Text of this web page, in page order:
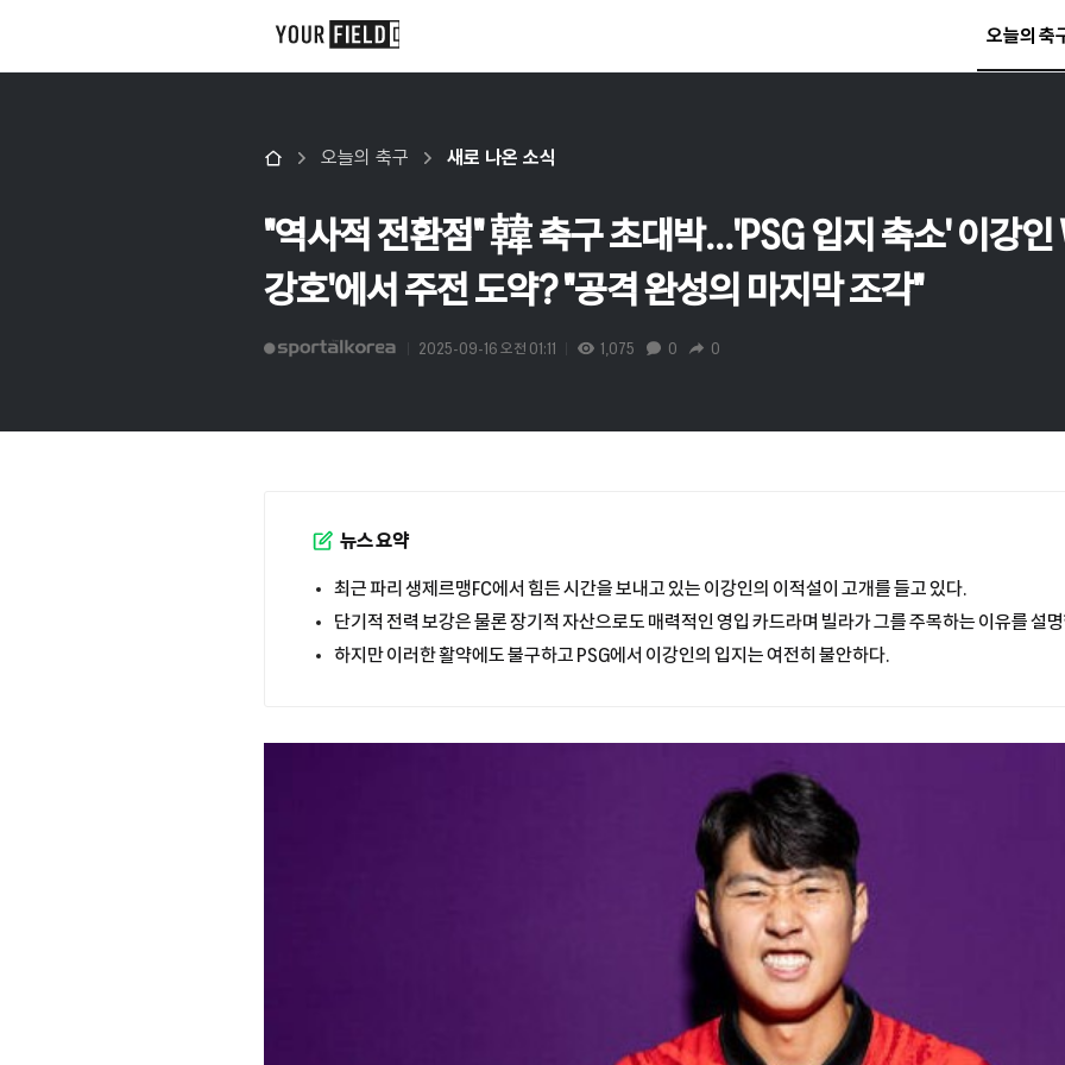
오늘의 축
오늘의 축구 새로 나온 소식
"역사적 전환점" 韓 축구 초대박...'PSG 입지 축소' 이강인
강호'에서 주전 도약? "공격 완성의 마지막 조각"
2025-09-16 오전 01:11 1,075 0 0
뉴스 요약
최근 파리 생제르맹FC에서 힘든 시간을 보내고 있는 이강인의 이적설이 고개를 들고 있다.
단기적 전력 보강은 물론 장기적 자산으로도 매력적인 영입 카드라며 빌라가 그를 주목하는 이유를 설
하지만 이러한 활약에도 불구하고 PSG에서 이강인의 입지는 여전히 불안하다.